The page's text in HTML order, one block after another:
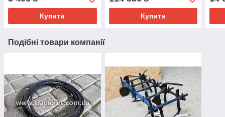
Купити Купити
Подібні товари компанії